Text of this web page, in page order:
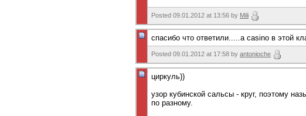
Posted 09.01.2012 at 13:56 by Mili
спасибо что ответили.....a casino в этой
Posted 09.01.2012 at 17:58 by antonioche
циркуль))
узор кубинской сальсы - круг, поэтому
по разному.